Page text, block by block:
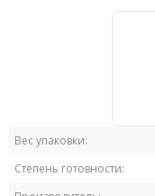
Вес упаковки:
Степень готовности: